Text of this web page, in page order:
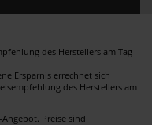
des Herstellers am Tag
Ersparnis errechnet sich
des Herstellers am
Preise sind